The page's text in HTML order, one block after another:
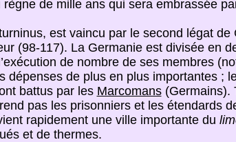
de mille ans qui sera embrassée
est vaincu par le second légat
(98-117). La Germanie est divisée en
de nombre de ses membres
de plus en plus importantes ;
battus par les Marcomans(Germains).
pas les prisonniers et les étendards
rapidement une ville importante du
et de thermes.